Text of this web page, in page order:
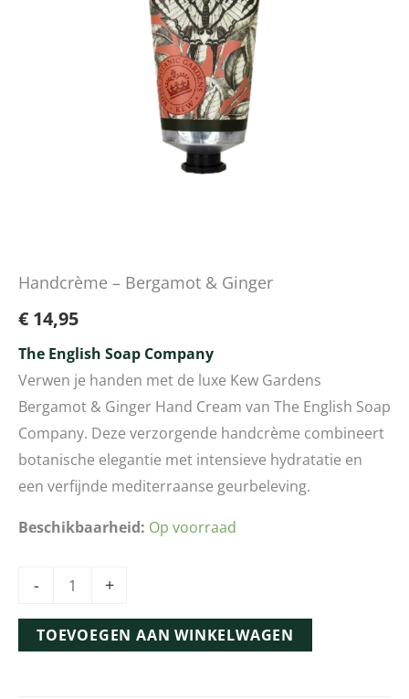
Handcrème – Bergamot & Ginger
€ 14,95
The English Soap Company
Verwen je handen met de luxe Kew Gardens
Bergamot & Ginger Hand Cream van The English Soap
Company. Deze verzorgende handcrème combineert
botanische elegantie met intensieve hydratatie en
een verfijnde mediterraanse geurbeleving.
Beschikbaarheid: Op voorraad
- +
TOEVOEGEN AAN WINKELWAGEN